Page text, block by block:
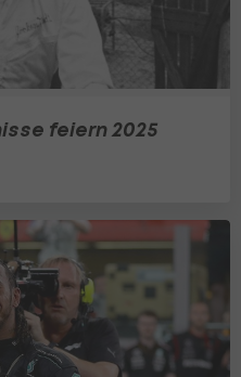
feiern 2025